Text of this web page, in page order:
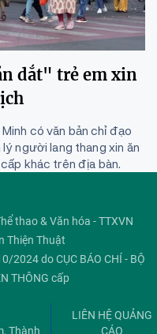
dắt" trẻ em xin
có văn bản chỉ đạo
người lang thang xin ăn
khác trên địa bàn.
thao & Văn hóa - TTXVN
Thiện Thuật
2024 do CỤC BÁO CHÍ - BỘ
THÔNG cấp
Thành
LIÊN HỆ QUẢNG
CÁO